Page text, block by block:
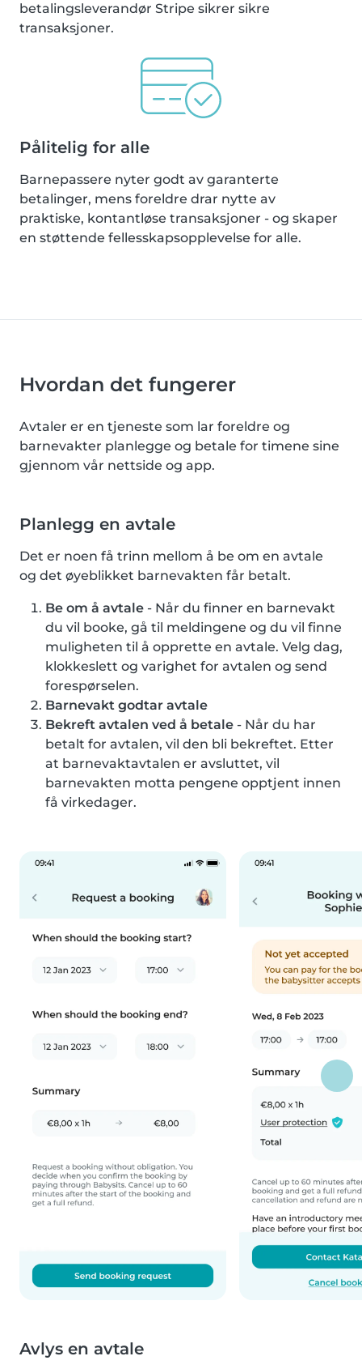
betalingsleverandør Stripe sikrer sikre
transaksjoner.
Pålitelig for alle
Barnepassere nyter godt av garanterte
betalinger, mens foreldre drar nytte av
praktiske, kontantløse transaksjoner - og skaper
en støttende fellesskapsopplevelse for alle.
Hvordan det fungerer
Avtaler er en tjeneste som lar foreldre og
barnevakter planlegge og betale for timene sine
gjennom vår nettside og app.
Planlegg en avtale
Det er noen få trinn mellom å be om en avtale
og det øyeblikket barnevakten får betalt.
Be om å avtale - Når du finner en barnevakt
du vil booke, gå til meldingene og du vil finne
muligheten til å opprette en avtale. Velg dag,
klokkeslett og varighet for avtalen og send
forespørselen.
Barnevakt godtar avtale
Bekreft avtalen ved å betale - Når du har
betalt for avtalen, vil den bli bekreftet. Etter
at barnevaktavtalen er avsluttet, vil
barnevakten motta pengene opptjent innen
få virkedager.
Avlys en avtale